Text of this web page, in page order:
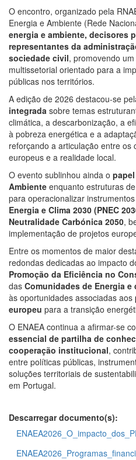
O encontro, organizado pela
Energia e Ambiente (Rede
energia e ambiente, decisores
representantes da
sociedade civil, promovendo
multissetorial orientado para a
públicas nos territórios.
A edição de 2026 destacou-se
integrada sobre temas
climática, a descarbonização, a
à pobreza energética e a
reforçando a articulação entre os
europeus e a realidade local.
O evento sublinhou ainda o
Ambiente enquanto estruturas
para operacionalizar
Energia e Clima 2030 (PNEC
Neutralidade Carbónica 2050,
implementação de projetos
Entre os momentos de maior
redondas dedicadas ao impacto
Promoção da Eficiência no
das Comunidades de Energia
às oportunidades associadas aos
europeu para a transição
O ENAEA continua a afirmar-se
essencial de partilha de
cooperação institucional,
entre políticas públicas,
soluções territoriais de
em Portugal.
Descarregar documento(s):